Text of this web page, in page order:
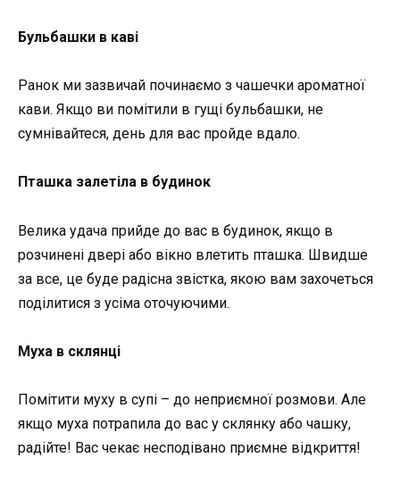
Бульбашки в каві
Ранок ми зазвичай починаємо з чашечки ароматної
кави. Якщо ви помітили в гущі бульбашки, не
сумнівайтеся, день для вас пройде вдало.
Пташка залетіла в будинок
Велика удача прийде до вас в будинок, якщо в
розчинені двері або вікно влетить пташка. Швидше
за все, це буде радісна звістка, якою вам захочеться
поділитися з усіма оточуючими.
Муха в склянці
Помітити муху в супі – до неприємної розмови. Але
якщо муха потрапила до вас у склянку або чашку,
радійте! Вас чекає несподівано приємне відкриття!